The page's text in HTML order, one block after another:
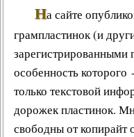
На сайте
грампластинок(и
зарегистрированными
особенность которого
только текстовой
дорожек пластинок.
свободны от копирайт